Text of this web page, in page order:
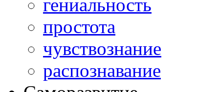
гениальность
простота
чувствознание
распознавание